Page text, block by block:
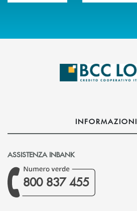
INFORMAZIONI
ASSISTENZA INBANK
800 837 455